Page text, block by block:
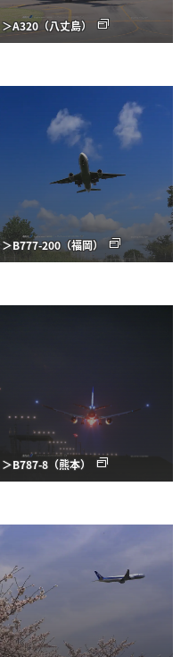
＞A320（八丈島）
＞B777-200（福岡）
＞B787-8（熊本）